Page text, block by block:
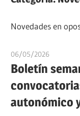
Novedades en
06/05/2026
Boletín
autonómico